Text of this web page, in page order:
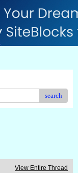
search
View Entire Thread